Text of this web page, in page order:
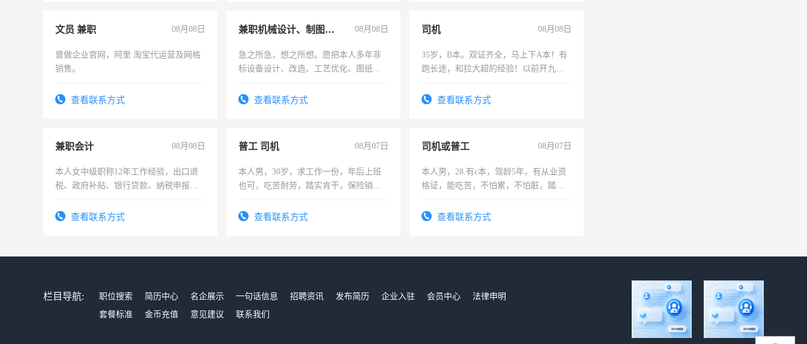
文员 兼职 08月08日
曾做企业官网，阿里 淘宝代运营及网格
销售。
查看联系方式
兼职机械设计、制图、设备改造 08月08日
急之所急，想之所想。愿把本人多年非
标设备设计、改造、工艺优化、图纸制
结识有识之士，共享未来。
查看联系方式
司机 08月08日
35岁，B本。双证齐全，马上下A本！有
跑长途，和拉大超的经验！以前开九米
查看联系方式
兼职会计 08月08日
本人女中级职称12年工作经验，出口退
税、政府补贴、银行贷款、纳税申报、
务，财务咨询等业务。欲求兼职会计工
查看联系方式
普工 司机 08月07日
本人男，30岁，求工作一份，年后上班
也可，吃苦耐劳，踏实肯干，保险销售
查看联系方式
司机或普工 08月07日
本人男，28.有c本，驾龄5年，有从业资
格证，能吃苦，不怕累，不怕脏，踏
查看联系方式
栏目导航: 职位搜索 简历中心 名企展示 一句话信息 招聘资讯 发布简历 企业入驻 会员中心
法律申明
套餐标准
金币充值 意见建议 联系我们